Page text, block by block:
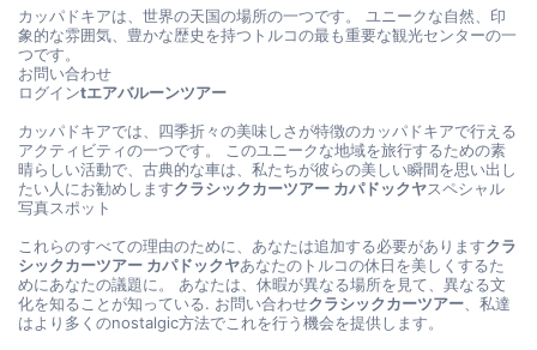
カッパドキアは、世界の天国の場所の一つです。 ユニークな自然、印
象的な雰囲気、豊かな歴史を持つトルコの最も重要な観光センターの一
つです。
お問い合わせ
ログインtエアバルーンツアー
カッパドキアでは、四季折々の美味しさが特徴のカッパドキアで行える
アクティビティの一つです。 このユニークな地域を旅行するための素
晴らしい活動で、古典的な車は、私たちが彼らの美しい瞬間を思い出し
たい人にお勧めしますクラシックカーツアー カパドックヤスペシャル
写真スポット
これらのすべての理由のために、あなたは追加する必要がありますクラ
シックカーツアー カパドックヤあなたのトルコの休日を美しくするた
めにあなたの議題に。 あなたは、休暇が異なる場所を見て、異なる文
化を知ることが知っている. お問い合わせクラシックカーツアー 、私達
はより多くのnostalgic方法でこれを行う機会を提供します。